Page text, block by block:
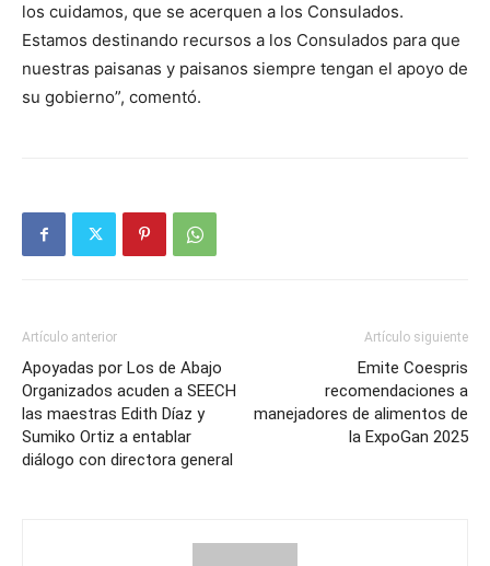
los cuidamos, que se acerquen a los Consulados.
Estamos destinando recursos a los Consulados para que
nuestras paisanas y paisanos siempre tengan el apoyo de
su gobierno”, comentó.
Artículo anterior
Apoyadas por Los de Abajo
Organizados acuden a SEECH
las maestras Edith Díaz y
Sumiko Ortiz a entablar
diálogo con directora general
Artículo siguiente
Emite Coespris
recomendaciones a
manejadores de alimentos de
la ExpoGan 2025